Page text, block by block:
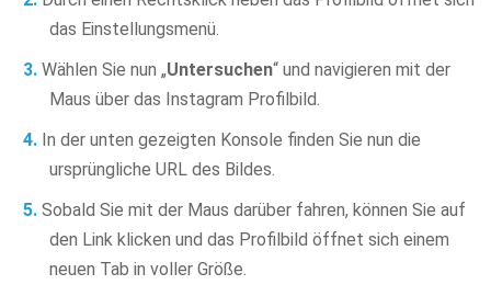
das Einstellungsmenü.
Wählen Sie nun „Untersuchen“ und navigieren mit der
Maus über das Instagram Profilbild.
In der unten gezeigten Konsole finden Sie nun die
ursprüngliche URL des Bildes.
Sobald Sie mit der Maus darüber fahren, können Sie auf
den Link klicken und das Profilbild öffnet sich einem
neuen Tab in voller Größe.